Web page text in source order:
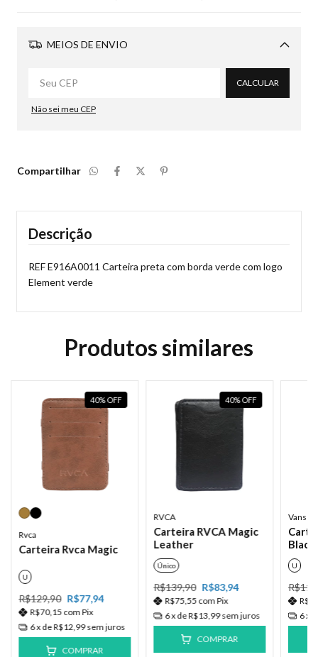
MEIOS DE ENVIO
Alterar CEP
CALCULAR
Não sei meu CEP
Compartilhar
Descrição
REF E916A0011 Carteira preta com borda verde com logo
Element verde
Produtos similares
40%OFF
Rvca
Carteira Rvca Magic
U
R$129,90 R$77,94
R$70,15 com Pix
6x deR$12,99 sem juros
COMPRAR
40%OFF
RVCA
Carteira RVCA Magic
Leather
Único
R$139,90 R$83,94
R$75,55 com Pix
6x deR$13,99sem juros
COMPRAR
Vans
Black
U
6x